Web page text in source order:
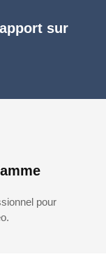
sur
pour